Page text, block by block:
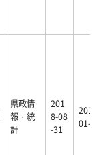
県政情
報・統
計
201
8-08
-31
01-